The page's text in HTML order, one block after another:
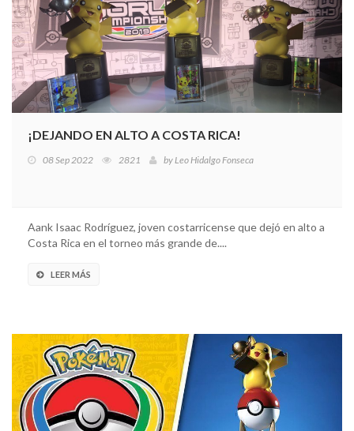
¡DEJANDO EN ALTO A COSTA RICA!
08 Sep 2022 2821 byLeo Hidalgo Fonseca
Aank Isaac Rodríguez, joven costarricense que dejó en alto a
Costa Rica en el torneo más grande de....
LEER MÁS